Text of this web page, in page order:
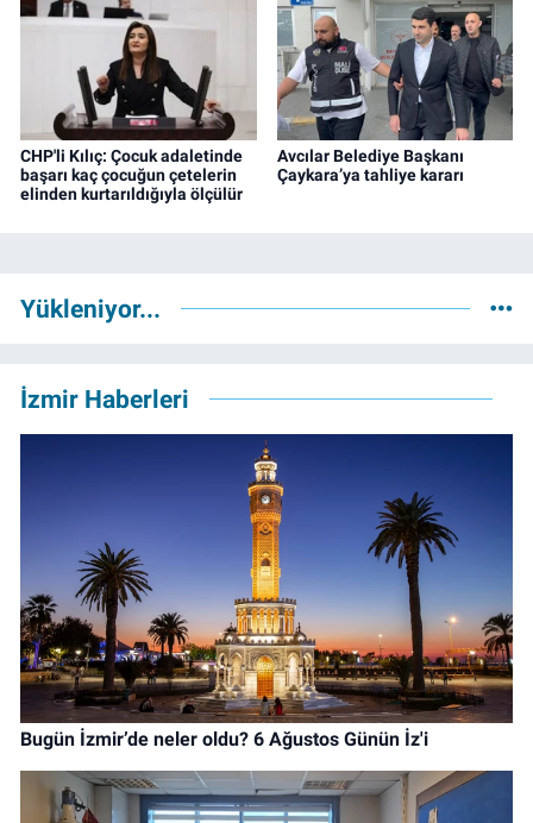
CHP'li Kılıç: Çocuk adaletinde
başarı kaç çocuğun çetelerin
elinden kurtarıldığıyla ölçülür
Avcılar Belediye Başkanı
Çaykara’ya tahliye kararı
Yükleniyor...
İzmir Haberleri
Bugün İzmir’de neler oldu? 6 Ağustos Günün İz'i